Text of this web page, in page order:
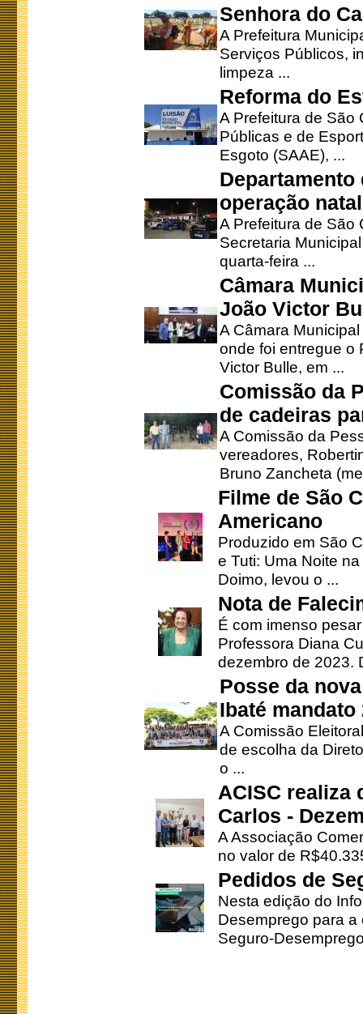
Senhora do
A Prefeitura
Serviços Públicos,
limpeza ...
Reforma do
A Prefeitura de São
Públicas e de
Esgoto (SAAE), ...
operação
A Prefeitura de São
Secretaria
quarta-feira ...
Câmara
João Victor
A Câmara
onde foi entregue o
Victor Bulle, em ...
Comissão da
de cadeiras
A Comissão da
vereadores,
Bruno Zancheta
Filme de São
Americano
Produzido em São
e Tuti: Uma Noite
Doimo, levou o ...
Nota de
É com imenso
Professora Diana
dezembro de 2023.
Posse da
Ibaté mandato
A Comissão
de escolha da
o ...
ACISC realiza
Carlos -
A Associação
no valor de
Pedidos de
Nesta edição do
Desemprego para
Seguro-